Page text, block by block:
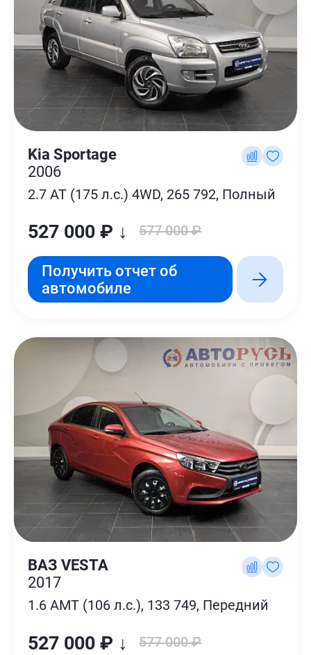
Kia Sportage
2006
2.7 AT (175 л.с.) 4WD, 265 792, Полный
527 000 ₽ ↓ 577 000 ₽
Получить отчет об
автомобиле
ВАЗ VESTA
2017
1.6 AMT (106 л.с.), 133 749, Передний
527 000 ₽ ↓ 577 000 ₽